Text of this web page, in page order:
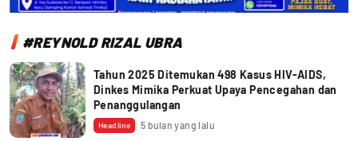
#REYNOLD RIZAL UBRA
Tahun 2025 Ditemukan 498 Kasus HIV-AIDS,
Dinkes Mimika Perkuat Upaya Pencegahan dan
Penanggulangan
Headline 5 bulan yang lalu